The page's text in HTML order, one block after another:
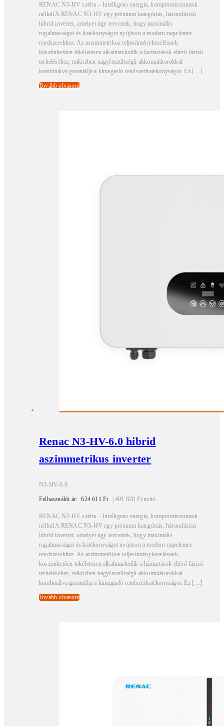
RENAC N3-HV széria – Intelligens energia, kompromisszumok
nélkül A RENAC N3-HV egy prémium kategóriás, háromfázisú
hibrid inverter, amelyet úgy terveztek, hogy maximális
rugalmasságot és hatékonyságot nyújtson a modern napelemes
rendszerekhez. Az aszimmetrikus teljesítménykezelésnek
köszönhetően tökéletesen alkalmazkodik a háztartások eltérő fázisú
terheléséhez, miközben nagyfeszültségű akkumulátorokkal
kombinálva garantálja a kimagasló rendszerhatékonyságot. Ez […]
Tovább olvasom
Renac N3-HV-6.0 hibrid
aszimmetrikus inverter
N3-HV-6.0
Felhasználói ár: 624 611Ft |491 820 Ft nettó
RENAC N3-HV széria – Intelligens energia, kompromisszumok
nélkül A RENAC N3-HV egy prémium kategóriás, háromfázisú
hibrid inverter, amelyet úgy terveztek, hogy maximális
rugalmasságot és hatékonyságot nyújtson a modern napelemes
rendszerekhez. Az aszimmetrikus teljesítménykezelésnek
köszönhetően tökéletesen alkalmazkodik a háztartások eltérő fázisú
terheléséhez, miközben nagyfeszültségű akkumulátorokkal
kombinálva garantálja a kimagasló rendszerhatékonyságot. Ez […]
Tovább olvasom